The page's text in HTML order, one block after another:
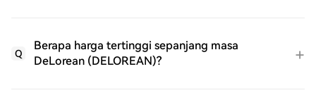
Q
Berapa harga tertinggi sepanjang masa
DeLorean (DELOREAN)?